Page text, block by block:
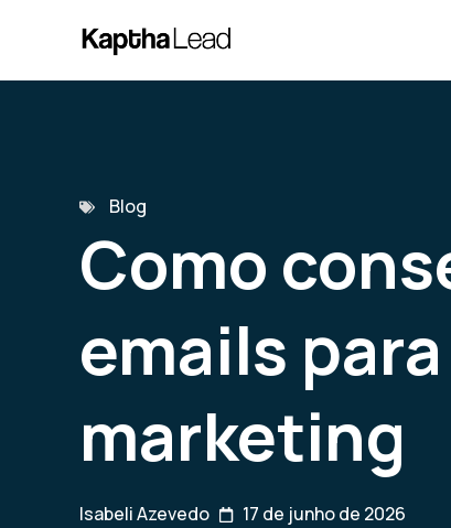
Blog
Como
emails
marketing
Isabeli Azevedo 17 de junho de 2026